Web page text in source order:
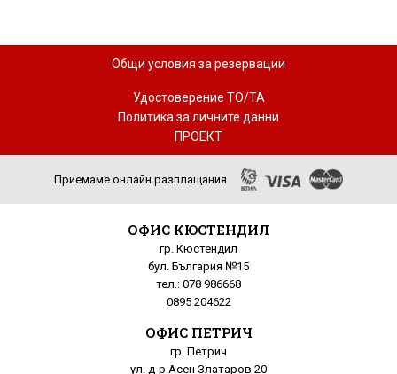
Общи условия за резервации
Удостоверение ТО/ТА
Политика за личните данни
ПРОЕКТ
Приемаме онлайн разплащания
ОФИС КЮСТЕНДИЛ
гр. Кюстендил
бул. България №15
тел.: 078 986668
0895 204622
ОФИС ПЕТРИЧ
гр. Петрич
ул. д-р Асен Златаров 20